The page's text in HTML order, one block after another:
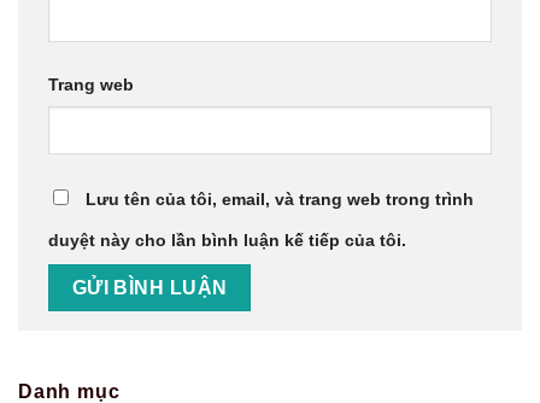
Trang web
Lưu tên của tôi, email, và trang web trong trình
duyệt này cho lần bình luận kế tiếp của tôi.
Danh mục